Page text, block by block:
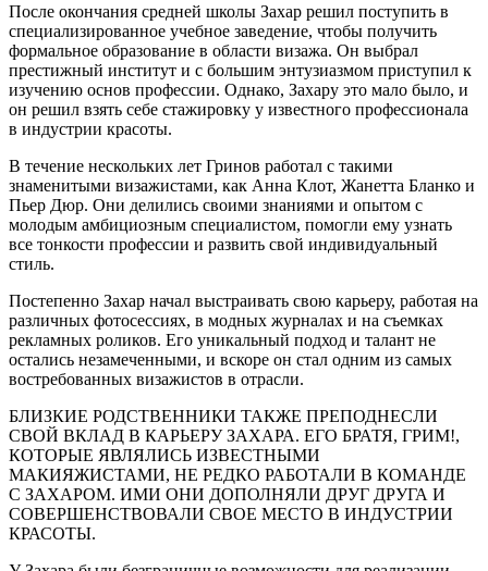
После окончания средней школы Захар решил поступить в
специализированное учебное заведение, чтобы получить
формальное образование в области визажа. Он выбрал
престижный институт и с большим энтузиазмом приступил к
изучению основ профессии. Однако, Захару это мало было, и
он решил взять себе стажировку у известного профессионала
в индустрии красоты.
В течение нескольких лет Гринов работал с такими
знаменитыми визажистами, как Анна Клот, Жанетта Бланко и
Пьер Дюр. Они делились своими знаниями и опытом с
молодым амбициозным специалистом, помогли ему узнать
все тонкости профессии и развить свой индивидуальный
стиль.
Постепенно Захар начал выстраивать свою карьеру, работая на
различных фотосессиях, в модных журналах и на съемках
рекламных роликов. Его уникальный подход и талант не
остались незамеченными, и вскоре он стал одним из самых
востребованных визажистов в отрасли.
БЛИЗКИЕ РОДСТВЕННИКИ ТАКЖЕ ПРЕПОДНЕСЛИ
СВОЙ ВКЛАД В КАРЬЕРУ ЗАХАРА. ЕГО БРАТЯ, ГРИМ!,
КОТОРЫЕ ЯВЛЯЛИСЬ ИЗВЕСТНЫМИ
МАКИЯЖИСТАМИ, НЕ РЕДКО РАБОТАЛИ В КОМАНДЕ
С ЗАХАРОМ. ИМИ ОНИ ДОПОЛНЯЛИ ДРУГ ДРУГА И
СОВЕРШЕНСТВОВАЛИ СВОЕ МЕСТО В ИНДУСТРИИ
КРАСОТЫ.